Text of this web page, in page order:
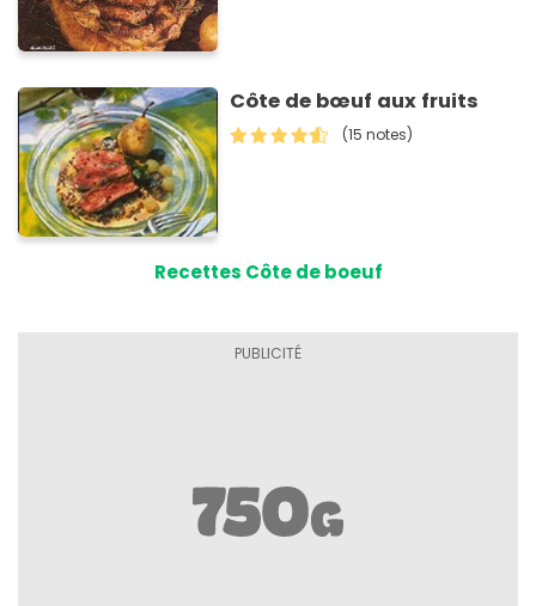
Côte de bœuf aux fruits
(15 notes)
Recettes Côte de boeuf